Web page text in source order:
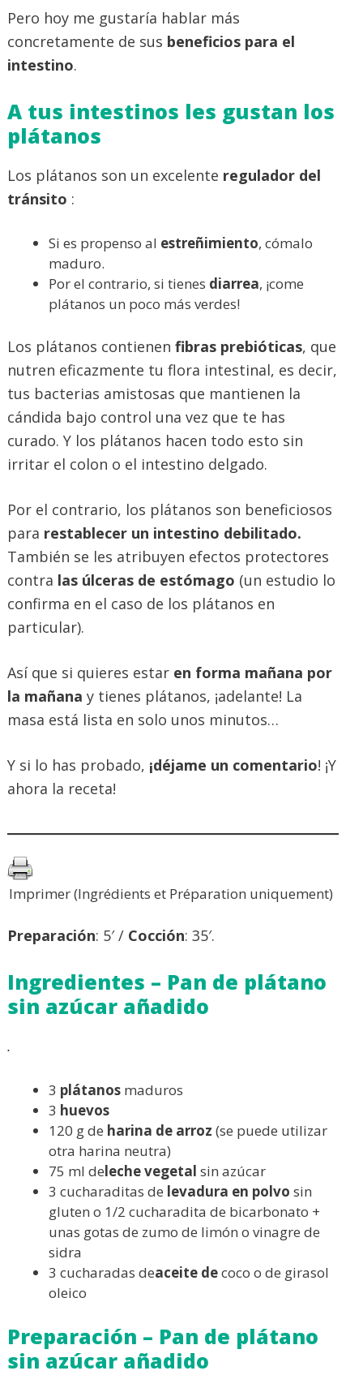
Pero hoy me gustaría hablar más
concretamente de sus beneficios para el
intestino.
A tus intestinos les gustan los
plátanos
Los plátanos son un excelente regulador del
tránsito :
Si es propenso al estreñimiento, cómalo
maduro.
Por el contrario, si tienes diarrea, ¡come
plátanos un poco más verdes!
Los plátanos contienen fibras prebióticas, que
nutren eficazmente tu flora intestinal, es decir,
tus bacterias amistosas que mantienen la
cándida bajo control una vez que te has
curado. Y los plátanos hacen todo esto sin
irritar el colon o el intestino delgado.
Por el contrario, los plátanos son beneficiosos
para restablecer un intestino debilitado.
También se les atribuyen efectos protectores
contra las úlceras de estómago (un estudio lo
confirma en el caso de los plátanos en
particular).
Así que si quieres estar en forma mañana por
la mañana y tienes plátanos, ¡adelante! La
masa está lista en solo unos minutos…
Y si lo has probado, ¡déjame un comentario! ¡Y
ahora la receta!
Imprimer (Ingrédients et Préparation uniquement)
Preparación: 5′ / Cocción: 35′.
Ingredientes – Pan de plátano
sin azúcar añadido
.
3 plátanos maduros
3 huevos
120 g de harina de arroz (se puede utilizar
otra harina neutra)
75 ml deleche vegetal sin azúcar
3 cucharaditas de levadura en polvo sin
gluten o 1/2 cucharadita de bicarbonato +
unas gotas de zumo de limón o vinagre de
sidra
3 cucharadas deaceite decoco o de girasol
oleico
Preparación – Pan de plátano
sin azúcar añadido